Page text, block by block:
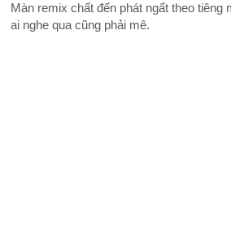
Màn remix chất đến phát ngất theo tiêng
ai nghe qua cũng phải mê.